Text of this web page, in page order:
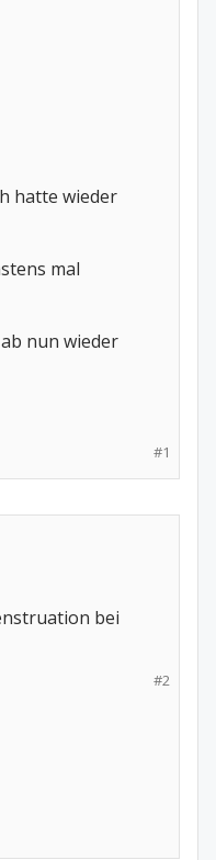
hatte wieder
mal
nun wieder
#1
bei
#2